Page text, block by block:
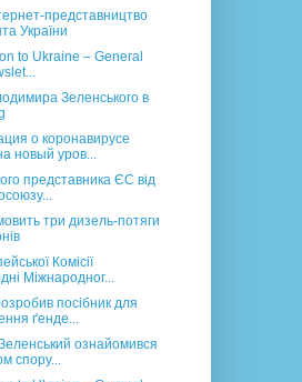
представництво
України
to Ukraine – General
Зеленського в
о коронавирусе
новый уров...
представника ЄС від
три дизель-потяги
Комісії
Міжнародног...
посібник для
ґенде...
ознайомився
спору...